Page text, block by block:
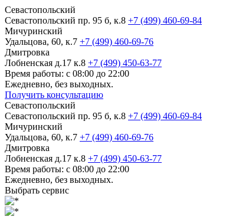
Севастопольский
Севастопольский пр. 95 б, к.8 +7 (499) 460-69-84
Мичуринский
Удальцова, 60, к.7 +7 (499) 460-69-76
Дмитровка
Лобненская д.17 к.8 +7 (499) 450-63-77
Время работы: с 08:00 до 22:00
Ежедневно, без выходных.
Получить консультацию
Севастопольский
Севастопольский пр. 95 б, к.8 +7 (499) 460-69-84
Мичуринский
Удальцова, 60, к.7 +7 (499) 460-69-76
Дмитровка
Лобненская д.17 к.8 +7 (499) 450-63-77
Время работы: с 08:00 до 22:00
Ежедневно, без выходных.
Выбрать сервис